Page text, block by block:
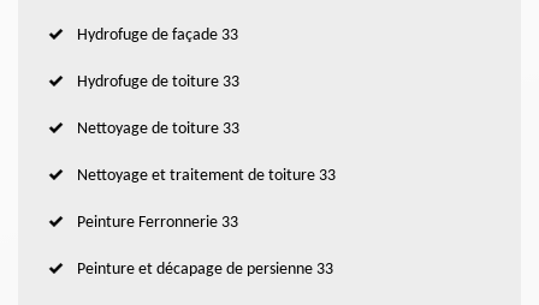
Hydrofuge de façade 33
Hydrofuge de toiture 33
Nettoyage de toiture 33
Nettoyage et traitement de toiture 33
Peinture Ferronnerie 33
Peinture et décapage de persienne 33